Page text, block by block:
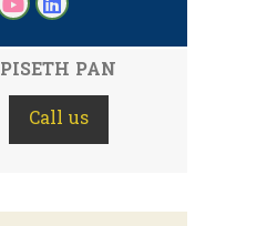
PISETH PAN
Call us